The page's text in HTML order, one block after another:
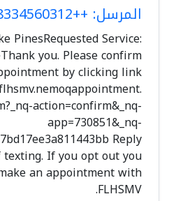
المرسل: ++18334560312
PinesRequested Service:
you. Please confirm
by clicking link
action=confirm&_nq-
app=730851&_nq-
Reply
If you opt out you
an appointment with
FLHSMV.